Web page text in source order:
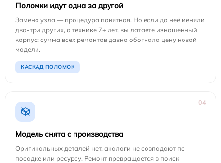
Поломки идут одна за другой
Замена узла — процедура понятная. Но если до неё меняли
два-три других, а технике 7+ лет, вы латаете изношенный
корпус: сумма всех ремонтов давно обогнала цену новой
модели.
КАСКАД ПОЛОМОК
04
Модель снята с производства
Оригинальных деталей нет, аналоги не совпадают по
посадке или ресурсу. Ремонт превращается в поиск